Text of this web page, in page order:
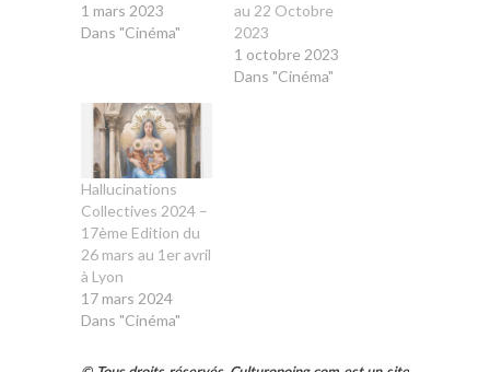
1 mars 2023
Dans "Cinéma"
au 22 Octobre
2023
1 octobre 2023
Dans "Cinéma"
Hallucinations
Collectives 2024 –
17ème Edition du
26 mars au 1er avril
à Lyon
17 mars 2024
Dans "Cinéma"